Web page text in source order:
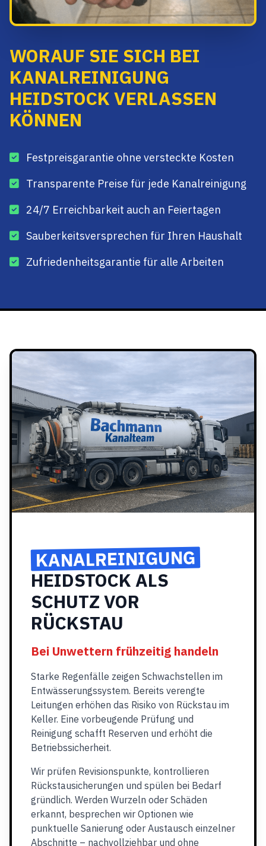
WORAUF SIE SICH BEI
KANALREINIGUNG
HEIDSTOCK VERLASSEN
KÖNNEN
Festpreisgarantie ohne versteckte Kosten
Transparente Preise für jede Kanalreinigung
24/7 Erreichbarkeit auch an Feiertagen
Sauberkeitsversprechen für Ihren Haushalt
Zufriedenheitsgarantie für alle Arbeiten
KANALREINIGUNG
HEIDSTOCK ALS
SCHUTZ VOR
RÜCKSTAU
Bei Unwettern frühzeitig handeln
Starke Regenfälle zeigen Schwachstellen im
Entwässerungssystem. Bereits verengte
Leitungen erhöhen das Risiko von Rückstau im
Keller. Eine vorbeugende Prüfung und
Reinigung schafft Reserven und erhöht die
Betriebssicherheit.
Wir prüfen Revisionspunkte, kontrollieren
Rückstausicherungen und spülen bei Bedarf
gründlich. Werden Wurzeln oder Schäden
erkannt, besprechen wir Optionen wie
punktuelle Sanierung oder Austausch einzelner
Abschnitte – nachvollziehbar und ohne